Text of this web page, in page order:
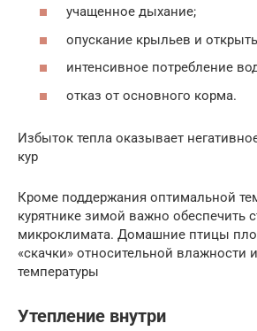
учащенное дыхание;
опускание крыльев и
интенсивное потребление
отказ от основного корма.
Избыток тепла оказывает
кур
Кроме поддержания оптимальной
курятнике зимой важно обеспечить
микроклимата. Домашние птицы
«скачки» относительной влажности
температуры
Утепление внутри